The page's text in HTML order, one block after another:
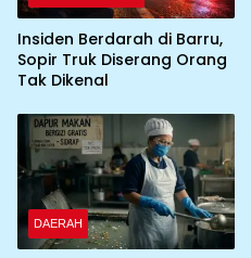
Insiden Berdarah di Barru,
Sopir Truk Diserang Orang
Tak Dikenal
DAERAH